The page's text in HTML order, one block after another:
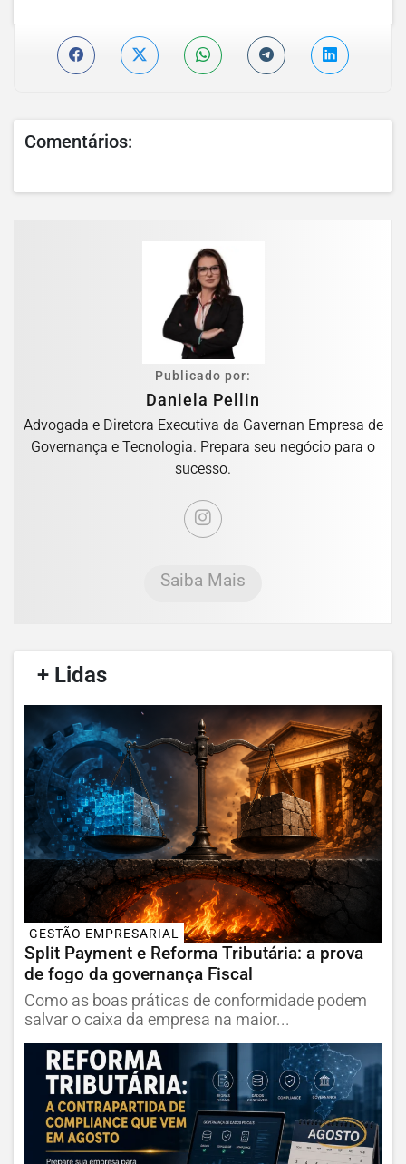
Comentários:
Publicado por:
Daniela Pellin
Advogada e Diretora Executiva da Gavernan Empresa de
Governança e Tecnologia. Prepara seu negócio para o
sucesso.
Saiba Mais
+ Lidas
GESTÃO EMPRESARIAL
Split Payment e Reforma Tributária: a prova
de fogo da governança Fiscal
Como as boas práticas de conformidade podem
salvar o caixa da empresa na maior...